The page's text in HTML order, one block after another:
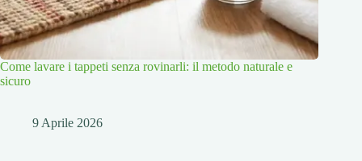
Come lavare i tappeti senza rovinarli: il metodo naturale e
sicuro
9 Aprile 2026